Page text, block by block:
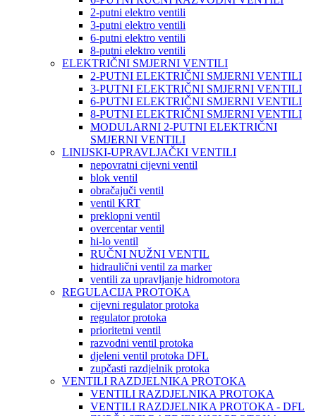
2-putni elektro ventili
3-putni elektro ventili
6-putni elektro ventili
8-putni elektro ventili
ELEKTRIČNI SMJERNI VENTILI
2-PUTNI ELEKTRIČNI SMJERNI VENTILI
3-PUTNI ELEKTRIČNI SMJERNI VENTILI
6-PUTNI ELEKTRIČNI SMJERNI VENTILI
8-PUTNI ELEKTRIČNI SMJERNI VENTILI
MODULARNI 2-PUTNI ELEKTRIČNI
SMJERNI VENTILI
LINIJSKI-UPRAVLJAČKI VENTILI
nepovratni cijevni ventil
blok ventil
obračajuči ventil
ventil KRT
preklopni ventil
overcentar ventil
hi-lo ventil
RUČNI NUŽNI VENTIL
hidraulični ventil za marker
ventili za upravljanje hidromotora
REGULACIJA PROTOKA
cijevni regulator protoka
regulator protoka
prioritetni ventil
razvodni ventil protoka
djeleni ventil protoka DFL
zupčasti razdjelnik protoka
VENTILI RAZDJELNIKA PROTOKA
VENTILI RAZDJELNIKA PROTOKA
VENTILI RAZDJELNIKA PROTOKA - DFL